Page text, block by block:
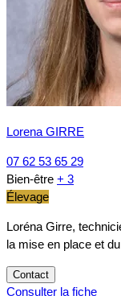
Lorena GIRRE
07 62 53 65 29
Bien-être + 3
Élevage
Loréna Girre,
la mise en place et
Contact
Consulter la fiche